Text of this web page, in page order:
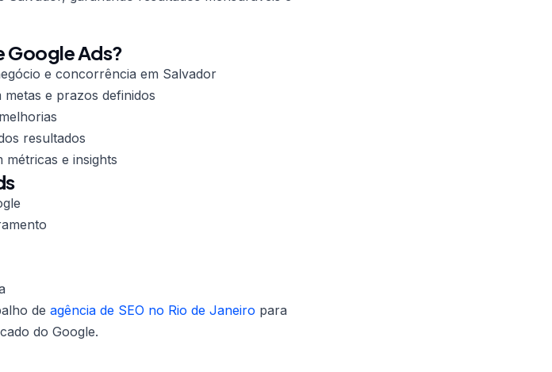
Google Ads?
e concorrência em Salvador
e prazos definidos
resultados
métricas e insights
de agência de SEO no Rio de Janeiro para
do Google.